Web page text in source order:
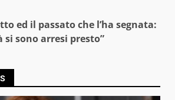
ed il passato che l’ha segnata:
si sono arresi presto”